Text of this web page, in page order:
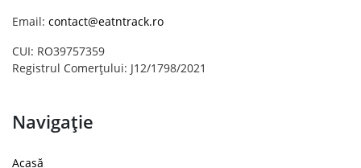
Email: contact@eatntrack.ro
CUI: RO39757359
Registrul Comerțului: J12/1798/2021
Navigație
Acasă